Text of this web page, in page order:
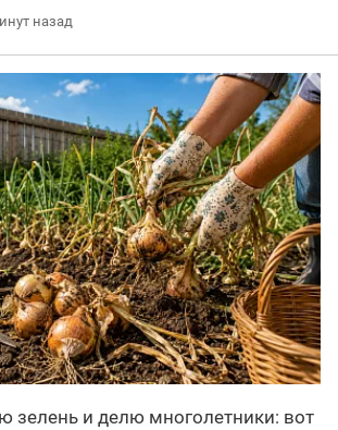
назад
зелень и делю многолетники: вот